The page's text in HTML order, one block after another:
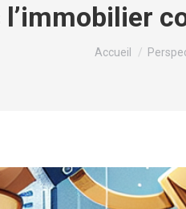
Vous êtes ici :
Accueil